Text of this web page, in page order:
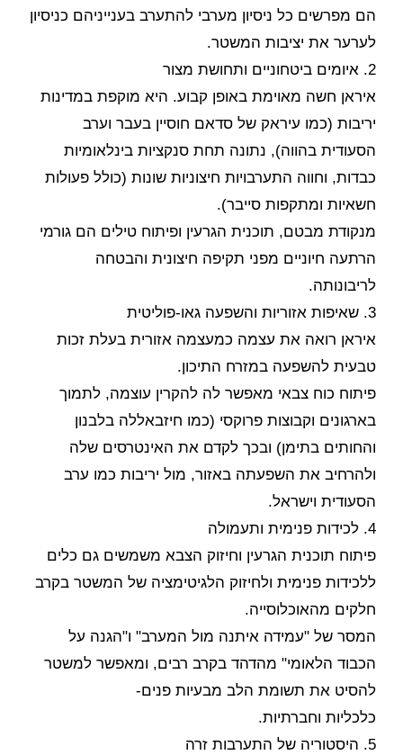
הם מפרשים כל ניסיון מערבי להתערב בענייניהם כניסיון
לערער את יציבות המשטר.
2. איומים ביטחוניים ותחושת מצור
איראן חשה מאוימת באופן קבוע. היא מוקפת במדינות
יריבות (כמו עיראק של סדאם חוסיין בעבר וערב
הסעודית בהווה), נתונה תחת סנקציות בינלאומיות
כבדות, וחווה התערבויות חיצוניות שונות (כולל פעולות
חשאיות ומתקפות סייבר).
מנקודת מבטם, תוכנית הגרעין ופיתוח טילים הם גורמי
הרתעה חיוניים מפני תקיפה חיצונית והבטחה
לריבונותה.
3. שאיפות אזוריות והשפעה גאו-פוליטית
איראן רואה את עצמה כמעצמה אזורית בעלת זכות
טבעית להשפעה במזרח התיכון.
פיתוח כוח צבאי מאפשר לה להקרין עוצמה, לתמוך
בארגונים וקבוצות פרוקסי (כמו חיזבאללה בלבנון
והחותים בתימן) ובכך לקדם את האינטרסים שלה
ולהרחיב את השפעתה באזור, מול יריבות כמו ערב
הסעודית וישראל.
4. לכידות פנימית ותעמולה
פיתוח תוכנית הגרעין וחיזוק הצבא משמשים גם כלים
ללכידות פנימית ולחיזוק הלגיטימציה של המשטר בקרב
חלקים מהאוכלוסייה.
המסר של "עמידה איתנה מול המערב" ו"הגנה על
הכבוד הלאומי" מהדהד בקרב רבים, ומאפשר למשטר
להסיט את תשומת הלב מבעיות פנים-
כלכליות וחברתיות.
5. היסטוריה של התערבות זרה